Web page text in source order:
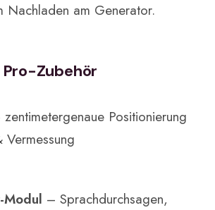
Nachladen am Generator.
Zubehör
Positionierung
Modul – Sprachdurchsagen,